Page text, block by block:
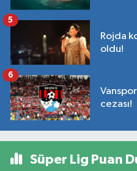
Rojda
oldu!
5
cezası!
6
Süper Lig Puan